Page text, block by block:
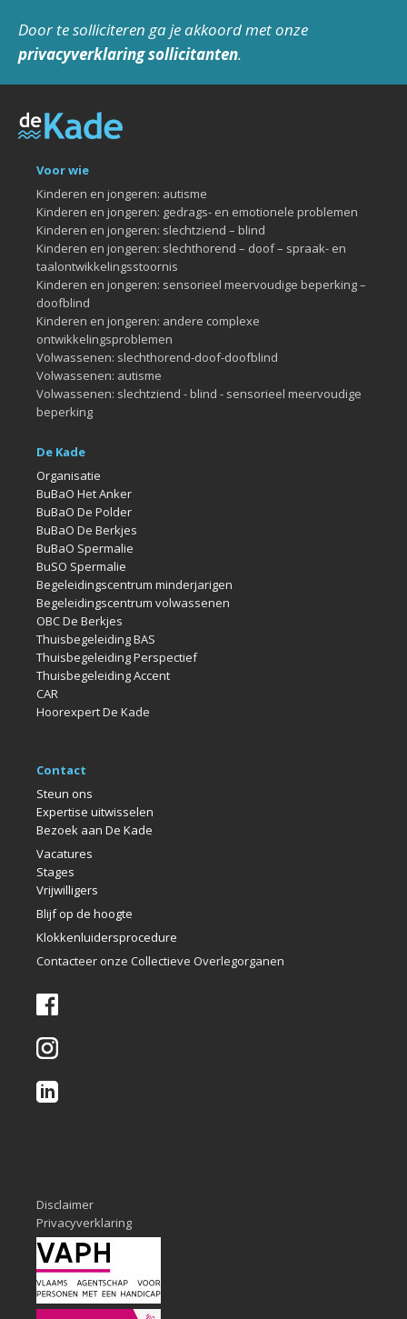
Door te solliciteren ga je akkoord met onze
privacyverklaring sollicitanten.
Voor wie
Kinderen en jongeren: autisme
Kinderen en jongeren: gedrags- en emotionele problemen
Kinderen en jongeren: slechtziend – blind
Kinderen en jongeren: slechthorend – doof – spraak- en
taalontwikkelingsstoornis
Kinderen en jongeren: sensorieel meervoudige beperking –
doofblind
Kinderen en jongeren: andere complexe
ontwikkelingsproblemen
Volwassenen: slechthorend-doof-doofblind
Volwassenen: autisme
Volwassenen: slechtziend - blind - sensorieel meervoudige
beperking
De Kade
Organisatie
BuBaO Het Anker
BuBaO De Polder
BuBaO De Berkjes
BuBaO Spermalie
BuSO Spermalie
Begeleidingscentrum minderjarigen
Begeleidingscentrum volwassenen
OBC De Berkjes
Thuisbegeleiding BAS
Thuisbegeleiding Perspectief
Thuisbegeleiding Accent
CAR
Hoorexpert De Kade
Contact
Steun ons
Expertise uitwisselen
Bezoek aan De Kade
Vacatures
Stages
Vrijwilligers
Blijf op de hoogte
Klokkenluidersprocedure
Contacteer onze Collectieve Overlegorganen
Disclaimer
Privacyverklaring